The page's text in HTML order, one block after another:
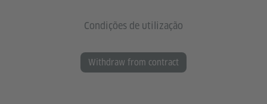
Condições de utilização
Withdraw from contract